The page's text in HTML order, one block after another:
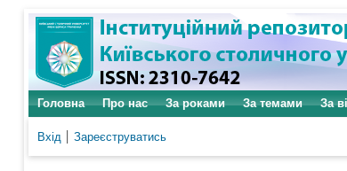
Головна Про нас За роками За темами За
Вхід Зареєструватись